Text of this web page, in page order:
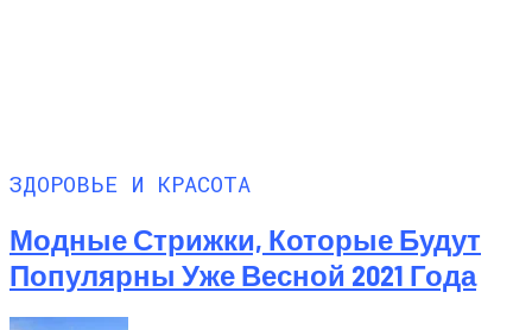
ЗДОРОВЬЕ И КРАСОТА
Модные Стрижки, Которые Будут
Популярны Уже Весной 2021 Года